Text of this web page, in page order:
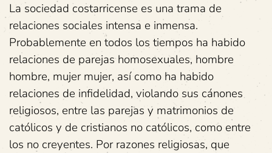
La sociedad costarricense es una trama de
relaciones sociales intensa e inmensa.
Probablemente en todos los tiempos ha habido
relaciones de parejas homosexuales, hombre
hombre, mujer mujer, así como ha habido
relaciones de infidelidad, violando sus cánones
religiosos, entre las parejas y matrimonios de
católicos y de cristianos no católicos, como entre
los no creyentes. Por razones religiosas, que